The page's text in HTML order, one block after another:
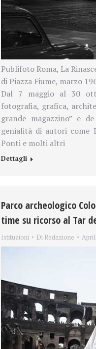
Publifoto Roma, La
di Piazza Fiume, marzo
Dal 7 maggio al 30
fotografia, grafica,
grande magazzino” e
genialità di autori come
Ponti e molti altri
Dettagli
Parco archeologico
time su ricorso al Tar
Istituzioni Di Redazione